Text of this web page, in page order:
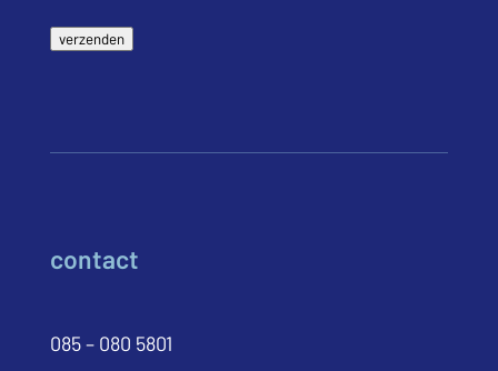
verzenden
contact
085 – 080 5801